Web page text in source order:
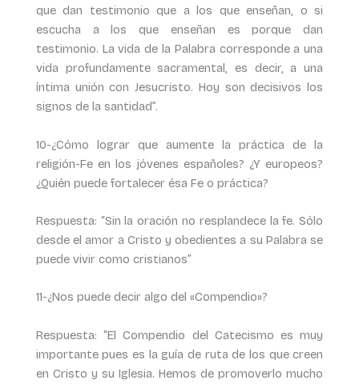
que dan testimonio que a los que enseñan, o si
escucha a los que enseñan es porque dan
testimonio. La vida de la Palabra corresponde a una
vida profundamente sacramental, es decir, a una
íntima unión con Jesucristo. Hoy son decisivos los
signos de la santidad”.
10-¿Cómo lograr que aumente la práctica de la
religión-Fe en los jóvenes españoles? ¿Y europeos?
¿Quién puede fortalecer ésa Fe o práctica?
Respuesta: “Sin la oración no resplandece la fe. Sólo
desde el amor a Cristo y obedientes a su Palabra se
puede vivir como cristianos”
11-¿Nos puede decir algo del «Compendio»?
Respuesta: “El Compendio del Catecismo es muy
importante pues es la guía de ruta de los que creen
en Cristo y su Iglesia. Hemos de promoverlo mucho